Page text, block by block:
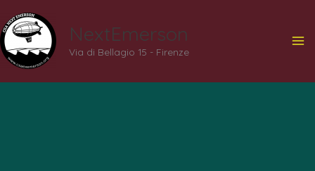
Vai
al
contenuto
NextEmerson
Via di Bellagio 15 - Firenze